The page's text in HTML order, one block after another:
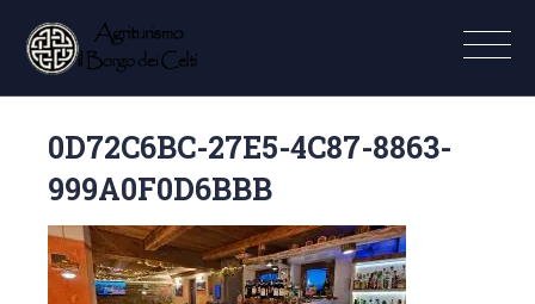
0D72C6BC-27E5-4C87-8863-
999A0F0D6BBB